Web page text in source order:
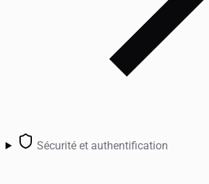
Sécurité et authentification